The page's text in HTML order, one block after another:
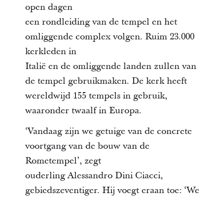
open dagen
een rondleiding van de tempel en het
omliggende complex volgen. Ruim 23.000
kerkleden in
Italië en de omliggende landen zullen van
de tempel gebruikmaken. De kerk heeft
wereldwijd 155 tempels in gebruik,
waaronder twaalf in Europa.
‘Vandaag zijn we getuige van de concrete
voortgang van de bouw van de
Rometempel’, zegt
ouderling Alessandro Dini Ciacci,
gebiedszeventiger. Hij voegt eraan toe: ‘We